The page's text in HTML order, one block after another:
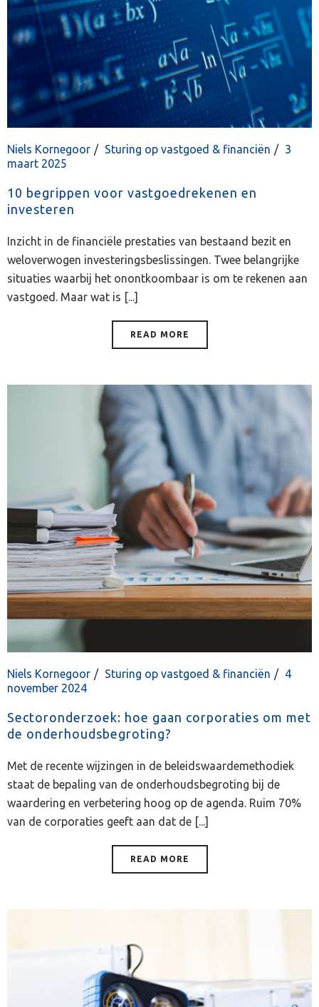
Niels Kornegoor Sturing op vastgoed & financiën
3
maart 2025
10 begrippen voor vastgoedrekenen en
investeren
Inzicht in de financiële prestaties van bestaand bezit en
weloverwogen investeringsbeslissingen. Twee belangrijke
situaties waarbij het onontkoombaar is om te rekenen aan
vastgoed. Maar wat is [...]
READ MORE
Niels Kornegoor Sturing op vastgoed & financiën
4
november 2024
Sectoronderzoek: hoe gaan corporaties om met
de onderhoudsbegroting?
Met de recente wijzingen in de beleidswaardemethodiek
staat de bepaling van de onderhoudsbegroting bij de
waardering en verbetering hoog op de agenda. Ruim 70%
van de corporaties geeft aan dat de [...]
READ MORE